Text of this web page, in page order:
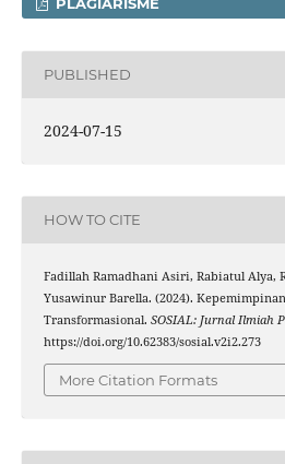
PUBLISHED
2024-07-15
HOW TO CITE
Fadillah Ramadhani Asiri, Rabiatul Alya,
Yusawinur Barella. (2024).
Transformasional. SOSIAL: Jurnal Ilmiah
https://doi.org/10.62383/sosial.v2i2.273
More Citation Formats